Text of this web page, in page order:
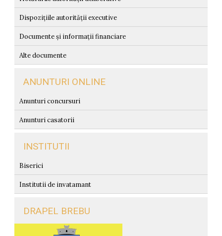
Dispozițiile autorității executive
Documente și informații financiare
Alte documente
ANUNTURI ONLINE
Anunturi concursuri
Anunturi casatorii
INSTITUTII
Biserici
Institutii de invatamant
DRAPEL BREBU